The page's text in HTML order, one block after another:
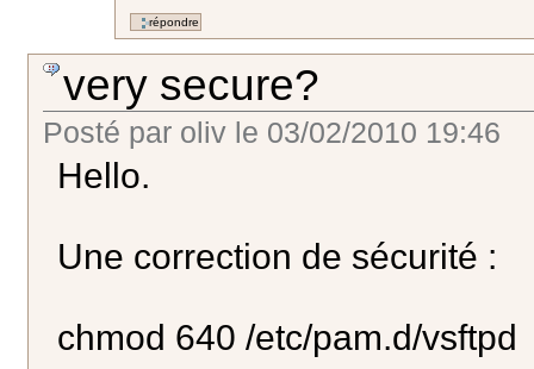
very secure?
Posté par oliv le 03/02/2010 19:46
Hello.
Une correction de sécurité :
chmod 640 /etc/pam.d/vsftpd